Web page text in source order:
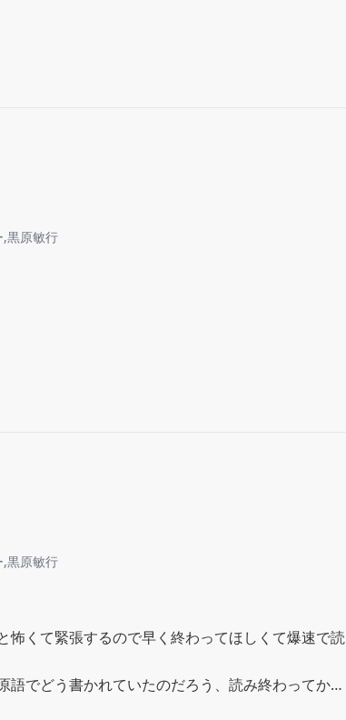
,黒原敏行
,黒原敏行
怖くて緊張するので早く終わってほしくて爆速で読
語でどう書かれていたのだろう、読み終わってから